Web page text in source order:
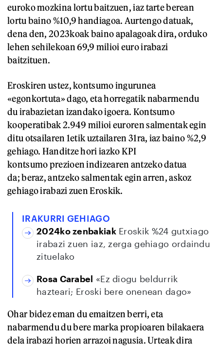
euroko mozkina lortu baitzuen, iaz tarte berean
lortu baino %10,9 handiagoa. Aurtengo datuak,
dena den, 2023koak baino apalagoak dira, orduko
lehen sehilekoan 69,9 milioi euro irabazi
baitzituen.
Eroskiren ustez, kontsumo ingurunea
«egonkortuta» dago, eta horregatik nabarmendu
du irabazietan izandako igoera. Kontsumo
kooperatibak 2.949 milioi euroren salmentak egin
ditu otsailaren 1etik uztailaren 31ra, iaz baino %2,9
gehiago. Handitze hori iazko KPI
kontsumo prezioen indizearen antzeko datua
da; beraz, antzeko salmentak egin arren, askoz
gehiago irabazi zuen Eroskik.
IRAKURRI GEHIAGO
2024ko zenbakiak Eroskik %24 gutxiago
irabazi zuen iaz, zerga gehiago ordaindu
zituelako
Rosa Carabel «Ez diogu beldurrik
hazteari; Eroski bere onenean dago»
Ohar bidez eman du emaitzen berri, eta
nabarmendu du bere marka propioaren bilakaera
dela irabazi horien arrazoi nagusia. Urteak dira